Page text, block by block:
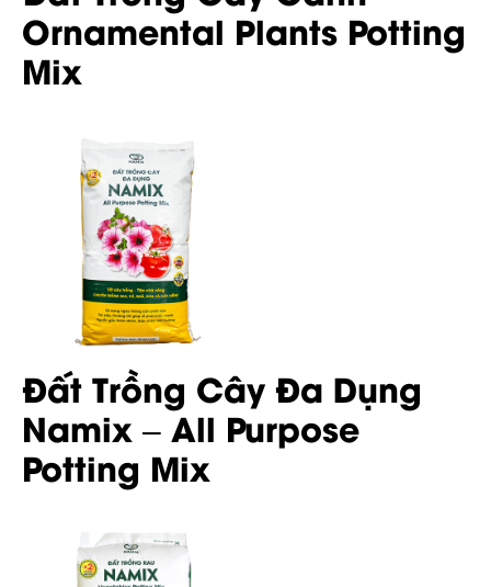
Ornamental Plants Potting
Mix
Đất Trồng Cây Đa Dụng
Namix – All Purpose
Potting Mix